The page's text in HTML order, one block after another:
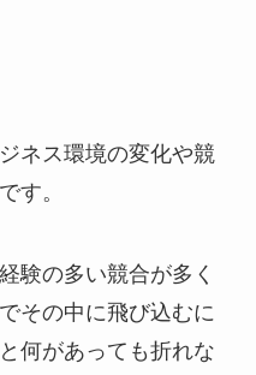
ネス環境の変化や競
す。
験の多い競合が多く
その中に飛び込むに
何があっても折れな